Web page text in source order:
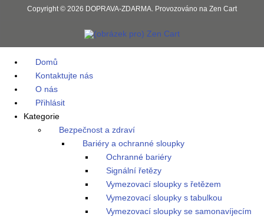
Copyright © 2026 DOPRAVA-ZDARMA. Provozováno na Zen Cart
Domů
Kontaktujte nás
O nás
Přihlásit
Kategorie
Bezpečnost a zdraví
Bariéry a ochranné sloupky
Ochranné bariéry
Signální řetězy
Vymezovací sloupky s řetězem
Vymezovací sloupky s tabulkou
Vymezovací sloupky se samonavíjecím